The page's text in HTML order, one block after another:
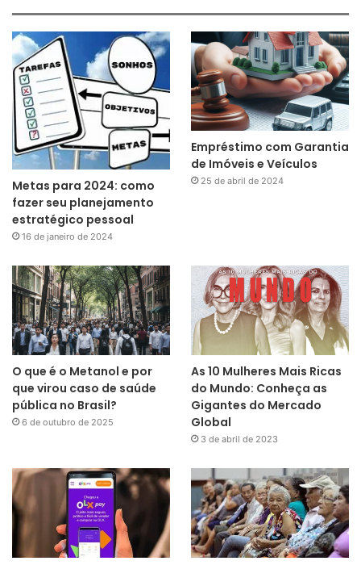
Metas para 2024: como
fazer seu planejamento
estratégico pessoal
16 de janeiro de 2024
Empréstimo com Garantia
de Imóveis e Veículos
25 de abril de 2024
O que é o Metanol e por
que virou caso de saúde
pública no Brasil?
6 de outubro de 2025
As 10 Mulheres Mais Ricas
do Mundo: Conheça as
Gigantes do Mercado
Global
3 de abril de 2023